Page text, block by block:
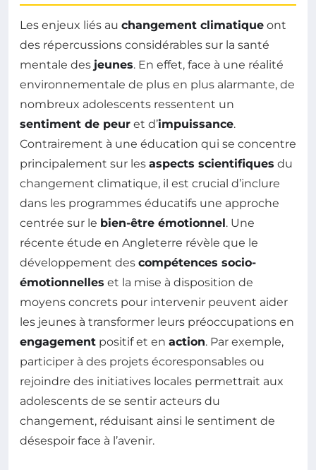
Les enjeux liés au changement climatique ont
des répercussions considérables sur la santé
mentale des jeunes. En effet, face à une réalité
environnementale de plus en plus alarmante, de
nombreux adolescents ressentent un
sentiment de peur et d’impuissance.
Contrairement à une éducation qui se concentre
principalement sur les aspects scientifiques du
changement climatique, il est crucial d’inclure
dans les programmes éducatifs une approche
centrée sur le bien-être émotionnel. Une
récente étude en Angleterre révèle que le
développement des compétences socio-
émotionnelles et la mise à disposition de
moyens concrets pour intervenir peuvent aider
les jeunes à transformer leurs préoccupations en
engagement positif et en action. Par exemple,
participer à des projets écoresponsables ou
rejoindre des initiatives locales permettrait aux
adolescents de se sentir acteurs du
changement, réduisant ainsi le sentiment de
désespoir face à l’avenir.